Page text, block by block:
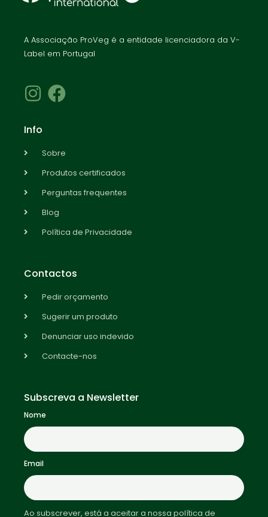
A Associação ProVeg é a entidade licenciadora da V-
Label em Portugal
Info
Sobre
Produtos certificados
Perguntas frequentes
Blog
Política de Privacidade
Contactos
Pedir orçamento
Sugerir um produto
Denunciar uso indevido
Contacte-nos
Subscreva a Newsletter
Nome
Email
Ao subscrever, está a aceitar a nossa política de